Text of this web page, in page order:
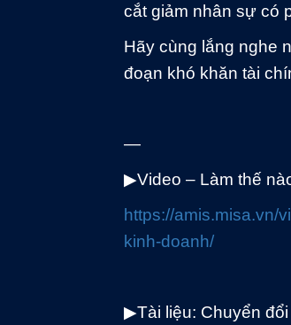
cắt giảm nhân sự có
Hãy cùng lắng nghe
đoạn khó khăn tài
—
▶Video – Làm thế
https://amis.misa.vn/
kinh-doanh/
▶Tài liệu: Chuyển